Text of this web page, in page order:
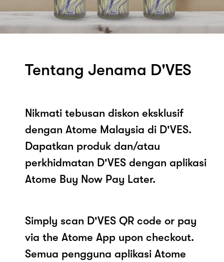
Tentang Jenama D'VES
Nikmati tebusan diskon eksklusif
dengan Atome Malaysia di D'VES.
Dapatkan produk dan/atau
perkhidmatan D'VES dengan aplikasi
Atome Buy Now Pay Later.
Simply scan D'VES QR code or pay
via the Atome App upon checkout.
Semua pengguna aplikasi Atome